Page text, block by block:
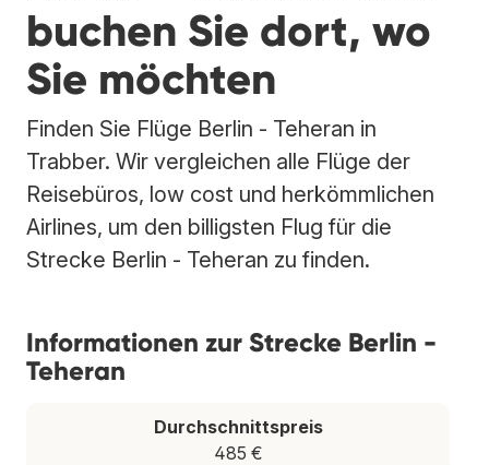
buchen Sie dort, wo
Sie möchten
Finden Sie Flüge Berlin - Teheran in
Trabber. Wir vergleichen alle Flüge der
Reisebüros, low cost und herkömmlichen
Airlines, um den billigsten Flug für die
Strecke Berlin - Teheran zu finden.
Informationen zur Strecke Berlin -
Teheran
Durchschnittspreis
485 €